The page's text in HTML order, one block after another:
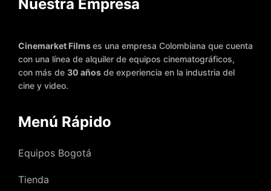
Nuestra Empresa
Cinemarket Filmses una empresa Colombiana que cuenta
con una línea de alquiler de equipos cinematográficos,
con más de 30 años de experiencia en la industria del
cine y video.
Menú Rápido
Equipos Bogotá
Tienda